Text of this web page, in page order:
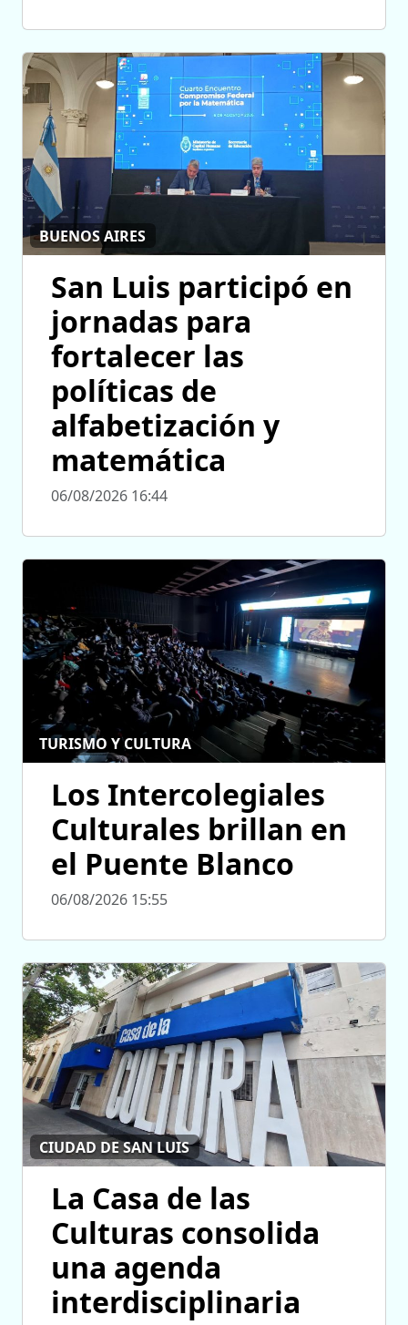
BUENOS AIRES
San Luis participó en
jornadas para
fortalecer las
políticas de
alfabetización y
matemática
06/08/2026 16:44
TURISMO Y CULTURA
Los Intercolegiales
Culturales brillan en
el Puente Blanco
06/08/2026 15:55
CIUDAD DE SAN LUIS
La Casa de las
Culturas consolida
una agenda
interdisciplinaria